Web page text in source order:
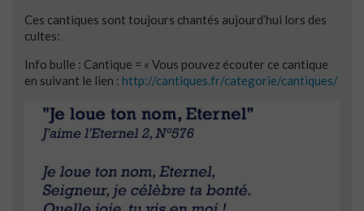
Ces cantiques sont toujours chantés aujourd’hui lors des
cultes:
Info bulle : Cantique = « Vous pouvez écouter ce cantique
en suivant le lien : http://cantiques.fr/categorie/cantiques/